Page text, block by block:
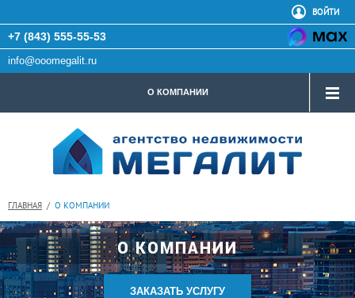
ВОЙТИ
+7 (843) 555-55-53
info@ooomegalit.ru
О КОМПАНИИ
ГЛАВНАЯ / О КОМПАНИИ
О КОМПАНИИ
ЗАКАЗАТЬ УСЛУГУ